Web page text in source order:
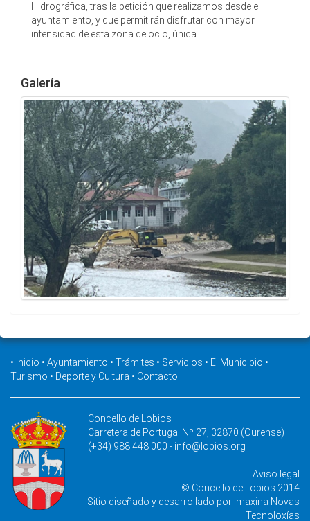
Hidrográfica, tras la petición que realizamos desde el
ayuntamiento, y que permitirán disfrutar con mayor
intensidad de esta zona de ocio, única.
Galería
• Inicio • Ayuntamiento • Trámites • Servicios • El Municipio •
Turismo • Deporte y Cultura • Contacto
Concello de Lobios
Carretera de Portugal Nº 27, 32870 (Ourense)
(+34) 988 448 000 - info@lobios.org
Aviso legal
© Concello de Lobios 2014
Sitio diseñado y desarrollado por Imaxina Novas
Tecnoloxías